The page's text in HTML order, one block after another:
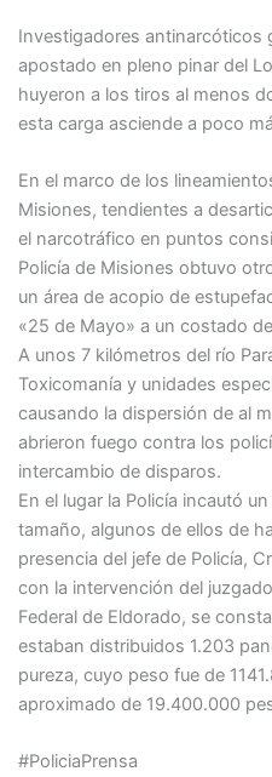
Investigadores antinarcóticos
apostado en pleno pinar del
huyeron a los tiros al menos
esta carga asciende a poco
En el marco de los
Misiones, tendientes a
el narcotráfico en puntos
Policía de Misiones obtuvo
un área de acopio de
«25 de Mayo» a un costado
A unos 7 kilómetros del río
Toxicomanía y unidades
causando la dispersión de al
abrieron fuego contra los
intercambio de disparos.
En el lugar la Policía incautó
tamaño, algunos de ellos de
presencia del jefe de Policía,
con la intervención del juzgado
Federal de Eldorado, se
estaban distribuidos 1.203
pureza, cuyo peso fue de
aproximado de 19.400.000
#PoliciaPrensa